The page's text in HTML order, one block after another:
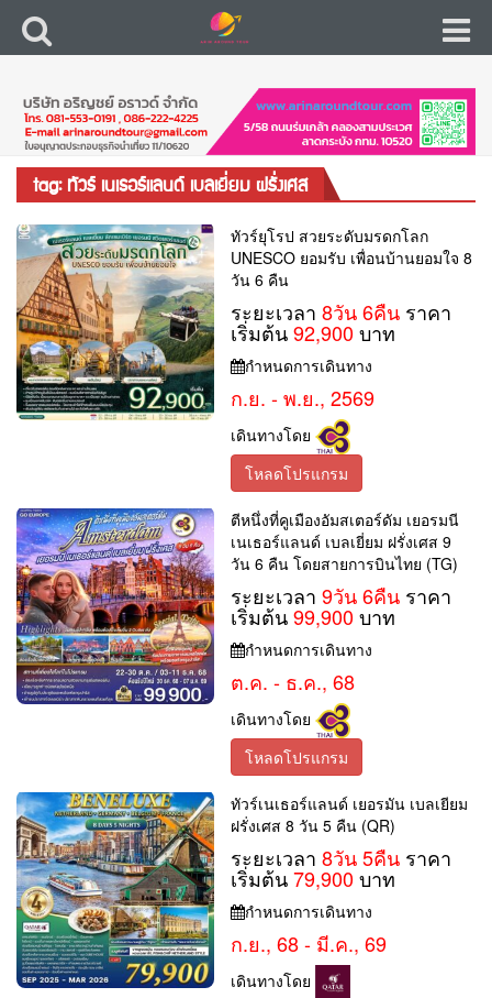
tag: ทัวร์ เนเธอร์แลนด์ เบลเยี่ยม ฝรั่งเศส
ทัวร์ยุโรป สวยระดับมรดกโลก
UNESCO ยอมรับ เพื่อนบ้านยอมใจ 8
วัน 6 คืน
ระยะเวลา8วัน 6คืน ราคา
เริ่มต้น92,900บาท
กำหนดการเดินทาง
ก.ย. - พ.ย., 2569
เดินทางโดย
โหลดโปรแกรม
ตีหนึ่งที่คูเมืองอัมสเตอร์ดัม เยอรมนี
เนเธอร์แลนด์ เบลเยี่ยม ฝรั่งเศส 9
วัน 6 คืน โดยสายการบินไทย (TG)
ระยะเวลา9วัน 6คืน ราคา
เริ่มต้น99,900บาท
กำหนดการเดินทาง
ต.ค. - ธ.ค., 68
เดินทางโดย
โหลดโปรแกรม
ทัวร์เนเธอร์แลนด์ เยอรมัน เบลเยียม
ฝรั่งเศส 8 วัน 5 คืน (QR)
ระยะเวลา8วัน 5คืน ราคา
เริ่มต้น79,900บาท
กำหนดการเดินทาง
ก.ย., 68 - มี.ค., 69
เดินทางโดย